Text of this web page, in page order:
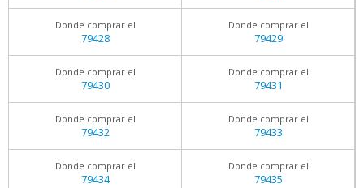
Donde comprar el
79428
Donde comprar el
79429
Donde comprar el
79430
Donde comprar el
79431
Donde comprar el
79432
Donde comprar el
79433
Donde comprar el
79434
Donde comprar el
79435